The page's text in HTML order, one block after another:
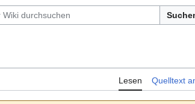
Lesen Quelltext